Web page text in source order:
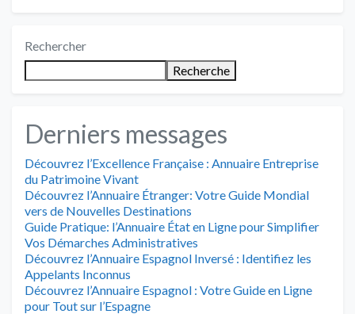
Rechercher
Recherche
Derniers messages
Découvrez l’Excellence Française : Annuaire Entreprise
du Patrimoine Vivant
Découvrez l’Annuaire Étranger: Votre Guide Mondial
vers de Nouvelles Destinations
Guide Pratique: l’Annuaire État en Ligne pour Simplifier
Vos Démarches Administratives
Découvrez l’Annuaire Espagnol Inversé : Identifiez les
Appelants Inconnus
Découvrez l’Annuaire Espagnol : Votre Guide en Ligne
pour Tout sur l’Espagne